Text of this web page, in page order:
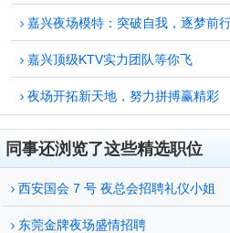
嘉兴夜场模特：突破自我，逐梦前
嘉兴顶级KTV实力团队等你飞
夜场开拓新天地，努力拼搏赢精彩
同事还浏览了这些精选职位
西安国会 7 号 夜总会招聘礼仪小姐
东莞金牌夜场盛情招聘